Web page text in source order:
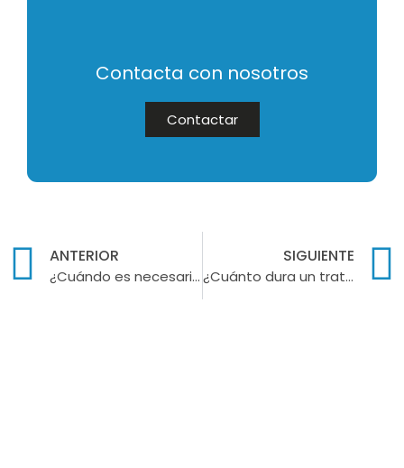
Contacta con nosotros
Contactar
ANTERIOR
¿Cuándo es necesario un implante dental?
SIGUIENTE
¿Cuánto dura un tratamiento de ortodoncia?